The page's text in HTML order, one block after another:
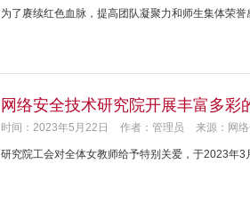
为了赓续红色血脉，提高团队凝聚力和师生集体荣
网络安全技术研究院开展丰富多彩
时间：2023年5月22日 作者：管理员 来源：网
研究院工会对全体女教师给予特别关爱，于2023年